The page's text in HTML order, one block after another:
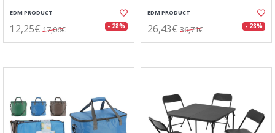
EDM PRODUCT
12,25€ 17,06€ - 28%
EDM PRODUCT
26,43€ 36,71€ - 28%